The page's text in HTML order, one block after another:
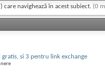
navighează în acest subiect. (0
si 3 pentru link exchange